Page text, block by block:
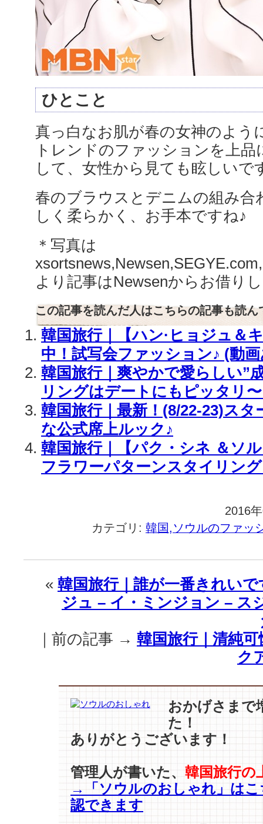
ひとこと
真っ白なお肌が春の女神のよう
トレンドのファッションを上
して、女性から見ても眩しいで
春のブラウスとデニムの組み合
しく柔らかく、お手本ですね♪
＊写真は
より記事はNewsenからお借り
この記事を読んだ人はこちらの記事も読ん
韓国旅行｜【ハン·ヒョジュ＆
中！試写会ファッション♪ (動
韓国旅行｜爽やかで愛らしい”
リングはデートにもピッタリ
韓国旅行｜最新！(8/22-23)ス
な公式席上ルック♪
韓国旅行｜【パク・シネ ＆ソ
フラワーパターンスタイリン
2016
カテゴリ: 韓国,ソウルのファッ
« 韓国旅行｜誰が一番きれい
ジュ – イ・ミンジョン – ス
｜前の記事 → 韓国旅行｜清純
ク
おかげさまで
た！
ありがとうございます！
管理人が書いた、 韓国旅行の
→「ソウルのおしゃれ」はこ
認できます